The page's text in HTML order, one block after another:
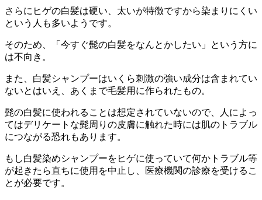
さらにヒゲの白髪は硬い、太いが特徴ですから染まりにくい
という人も多いようです。
そのため、
「今すぐ髭の白髪をなんとかしたい」という方に
は不向き。
また、白髪シャンプーはいくら刺激の強い成分は含まれてい
ないとはいえ、あくまで毛髪用に作られたもの。
髭の白髪に使われることは想定されていないので、
人によっ
てはデリケートな髭周りの皮膚に触れた時には肌のトラブル
につながる恐れもあります。
もし白髪染めシャンプーをヒゲに使っていて何かトラブル等
が起きたら直ちに使用を中止し、医療機関の診療を受けるこ
とが必要です。